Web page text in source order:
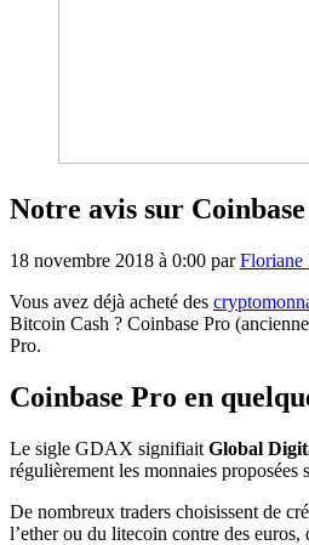
Notre avis sur
18 novembre 2018 à 0:00 parFloriane
Vous avez déjà acheté des
Bitcoin Cash ? Coinbase Pro
Pro.
Coinbase Pro en
Le sigle GDAX signifiait Global
régulièrement les monnaies proposées
De nombreux traders choisissent de
l’ether ou du litecoin contre des